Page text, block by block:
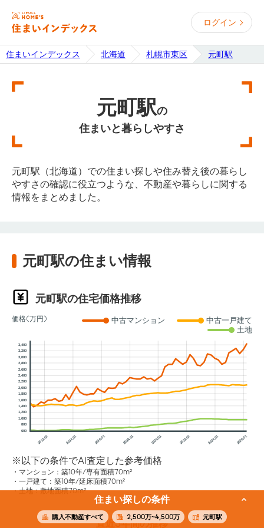
ログイン
住まいインデックス 北海道 札幌市東区 元町駅
元町駅の
住まいと暮らしやすさ
元町駅（北海道）での住まい探しや住み替え後の暮らし
やすさの確認に役立つような、不動産や暮らしに関する
情報をまとめました。
元町駅の住まい情報
元町駅の住宅価格推移
価格(万円) 中古マンション
中古一戸建て
土地
2012.01 2014.01 2016.01 2018.01 2020.01 2022.01 2024.01 2026.01
600
800
1,000
1,200
1,400
1,600
1,800
2,000
2,200
2,400
2,600
2,800
3,000
3,200
3,400
※以下の条件でAI査定した参考価格
マンション：築10年/専有面積70m²
一戸建て：築10年/延床面積70m²
土地：敷地面積70m²
直近3年間の推移
住まい探しの条件
購入不動産すべて 2,500万~4,500万 元町駅